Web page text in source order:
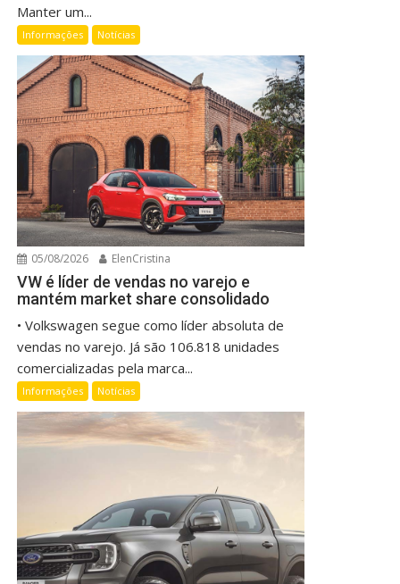
Manter um...
Informações Notícias
05/08/2026 ElenCristina
VW é líder de vendas no varejo e
mantém market share consolidado
• Volkswagen segue como líder absoluta de
vendas no varejo. Já são 106.818 unidades
comercializadas pela marca...
Informações Notícias